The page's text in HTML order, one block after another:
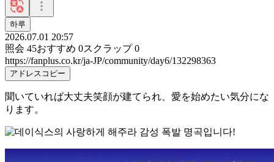
하루
2026.07.01 20:57
照会 45おすすめ 0スクラップ 0
https://fanplus.co.kr/ja-JP/community/day6/132298363
アドレスコピー
聞いていれば大丈夫笑顔が建てられ、愛を始めたい気分にな
ります。